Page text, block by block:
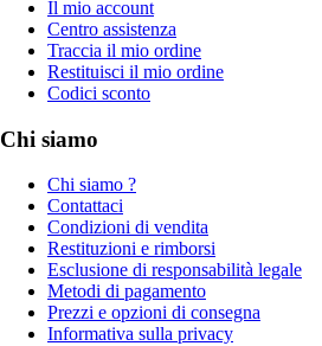
Il mio account
Centro assistenza
Traccia il mio ordine
Restituisci il mio ordine
Codici sconto
Chi siamo
Chi siamo ?
Contattaci
Condizioni di vendita
Restituzioni e rimborsi
Esclusione di responsabilità legale
Metodi di pagamento
Prezzi e opzioni di consegna
Informativa sulla privacy